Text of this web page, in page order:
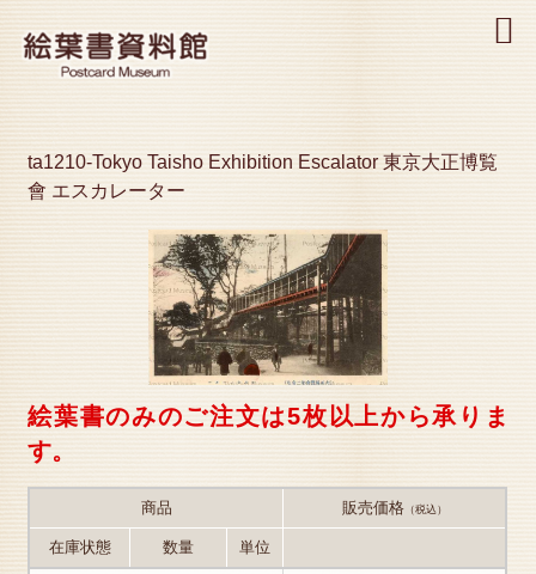
ta1210-Tokyo Taisho Exhibition Escalator 東京大正博覧
會 エスカレーター
絵葉書のみのご注文は5枚以上から承りま
す。
商品 販売価格（税込）
在庫状態 数量 単位